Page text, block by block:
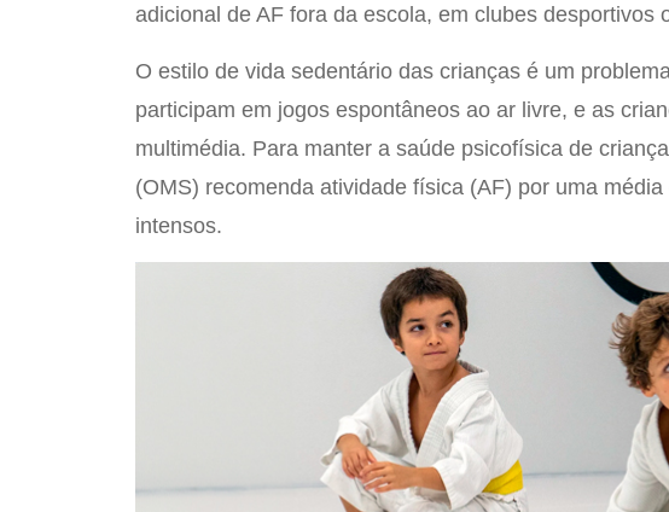
adicional de AF fora da escola, em clubes desportivos
O estilo de vida sedentário das crianças é um
participam em jogos espontâneos ao ar livre, e as
multimédia. Para manter a saúde psicofísica de
(OMS) recomenda atividade física (AF) por uma
intensos.